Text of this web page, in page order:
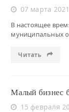
07 марта 2021
В настоящее
муниципальных
Читать
Малый бизнес
15 февраля